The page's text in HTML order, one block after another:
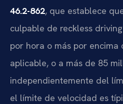
46.2-862, que establece
culpable de reckless
por hora o más por
aplicable, o a más de 85
independientemente del
el límite de velocidad es